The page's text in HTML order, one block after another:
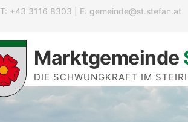
T: +43 3116 8303 | E: gemeinde@st.stefan.at
Marktgemeinde
DIE SCHWUNGKRAFT IM